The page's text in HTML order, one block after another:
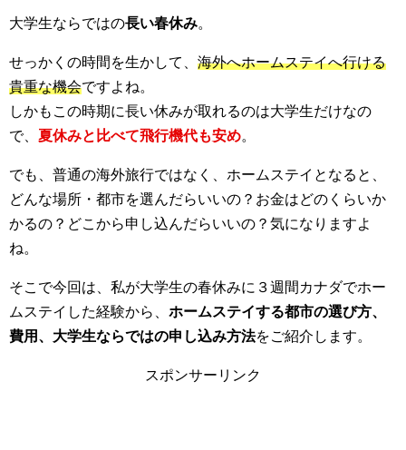
大学生ならではの長い春休み。
せっかくの時間を生かして、 海外へホームステイへ行ける
貴重な機会ですよね。
しかもこの時期に長い休みが取れるのは大学生だけなの
で、 夏休みと比べて飛行機代も安め。
でも、普通の海外旅行ではなく、ホームステイとなると、
どんな場所・都市を選んだらいいの？お金はどのくらいか
かるの？どこから申し込んだらいいの？気になりますよ
ね。
そこで今回は、私が大学生の春休みに３週間カナダでホー
ムステイした経験から、 ホームステイする都市の選び方、
費用、大学生ならではの申し込み方法をご紹介します。
スポンサーリンク